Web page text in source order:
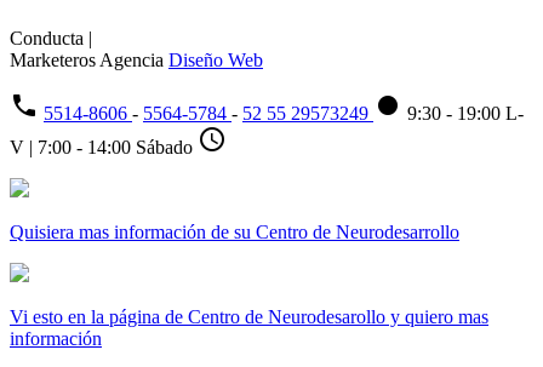
Conducta |
Marketeros Agencia Diseño Web
phone 5514-8606 - 5564-5784 - 52 55 29573249 fiber_manual_record 9:30 - 19:00 L-
V | 7:00 - 14:00 Sábado schedule
Quisiera mas información de su Centro de Neurodesarrollo
Vi esto en la página de Centro de Neurodesarollo y quiero mas
información